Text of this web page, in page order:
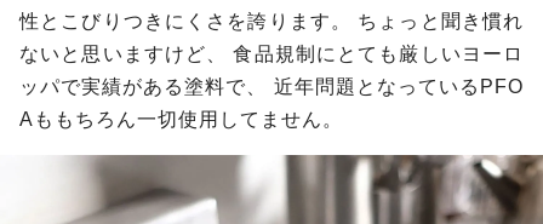
性とこびりつきにくさを誇ります。 ちょっと聞き慣れ
ないと思いますけど、食品規制にとても厳しいヨーロ
ッパで実績がある塗料で、 近年問題となっているPFO
Aももちろん一切使用してません。